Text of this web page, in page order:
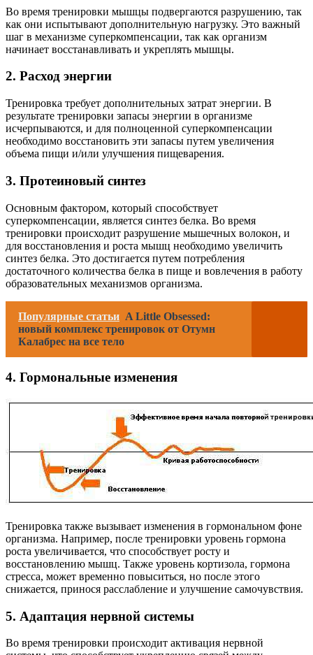
Во время тренировки мышцы подвергаются разрушению, так
как они испытывают дополнительную нагрузку. Это важный
шаг в механизме суперкомпенсации, так как организм
начинает восстанавливать и укреплять мышцы.
2. Расход энергии
Тренировка требует дополнительных затрат энергии. В
результате тренировки запасы энергии в организме
исчерпываются, и для полноценной суперкомпенсации
необходимо восстановить эти запасы путем увеличения
объема пищи и/или улучшения пищеварения.
3. Протеиновый синтез
Основным фактором, который способствует
суперкомпенсации, является синтез белка. Во время
тренировки происходит разрушение мышечных волокон, и
для восстановления и роста мышц необходимо увеличить
синтез белка. Это достигается путем потребления
достаточного количества белка в пище и вовлечения в работу
образовательных механизмов организма.
Популярные статьи A Little Obsessed:
новый комплекс тренировок от Отумн
Калабрес на все тело
4. Гормональные изменения
Тренировка также вызывает изменения в гормональном фоне
организма. Например, после тренировки уровень гормона
роста увеличивается, что способствует росту и
восстановлению мышц. Также уровень кортизола, гормона
стресса, может временно повыситься, но после этого
снижается, принося расслабление и улучшение самочувствия.
5. Адаптация нервной системы
Во время тренировки происходит активация нервной